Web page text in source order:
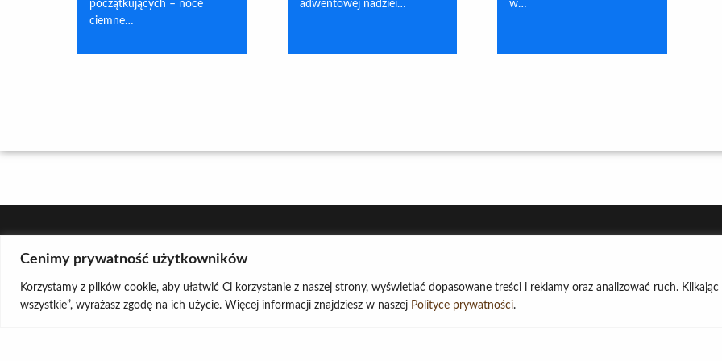
Cenimy prywatność użytkowników
Korzystamy z plików cookie, aby ułatwić Ci korzystanie z naszej strony, wyświetlać dopasowane treści i reklamy oraz analizować ruch. Klikając
wszystkie”, wyrażasz zgodę na ich użycie. Więcej informacji znajdziesz w naszej Polityce prywatności.
początkujących – noce
ciemne…
adwentowej nadziei…
w…